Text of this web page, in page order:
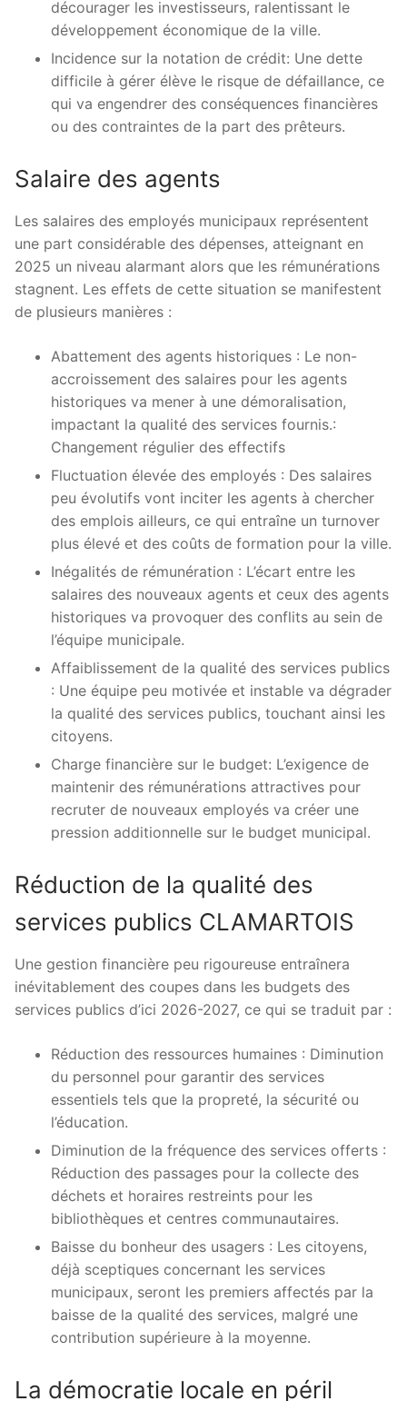
décourager les investisseurs, ralentissant le
développement économique de la ville.
Incidence sur la notation de crédit: Une dette
difficile à gérer élève le risque de défaillance, ce
qui va engendrer des conséquences financières
ou des contraintes de la part des prêteurs.
Salaire des agents
Les salaires des employés municipaux représentent
une part considérable des dépenses, atteignant en
2025 un niveau alarmant alors que les rémunérations
stagnent. Les effets de cette situation se manifestent
de plusieurs manières :
Abattement des agents historiques : Le non-
accroissement des salaires pour les agents
historiques va mener à une démoralisation,
impactant la qualité des services fournis.:
Changement régulier des effectifs
Fluctuation élevée des employés : Des salaires
peu évolutifs vont inciter les agents à chercher
des emplois ailleurs, ce qui entraîne un turnover
plus élevé et des coûts de formation pour la ville.
Inégalités de rémunération : L’écart entre les
salaires des nouveaux agents et ceux des agents
historiques va provoquer des conflits au sein de
l’équipe municipale.
Affaiblissement de la qualité des services publics
: Une équipe peu motivée et instable va dégrader
la qualité des services publics, touchant ainsi les
citoyens.
Charge financière sur le budget: L’exigence de
maintenir des rémunérations attractives pour
recruter de nouveaux employés va créer une
pression additionnelle sur le budget municipal.
Réduction de la qualité des
services publics CLAMARTOIS
Une gestion financière peu rigoureuse entraînera
inévitablement des coupes dans les budgets des
services publics d’ici 2026-2027, ce qui se traduit par :
Réduction des ressources humaines : Diminution
du personnel pour garantir des services
essentiels tels que la propreté, la sécurité ou
l’éducation.
Diminution de la fréquence des services offerts :
Réduction des passages pour la collecte des
déchets et horaires restreints pour les
bibliothèques et centres communautaires.
Baisse du bonheur des usagers : Les citoyens,
déjà sceptiques concernant les services
municipaux, seront les premiers affectés par la
baisse de la qualité des services, malgré une
contribution supérieure à la moyenne.
La démocratie locale en péril